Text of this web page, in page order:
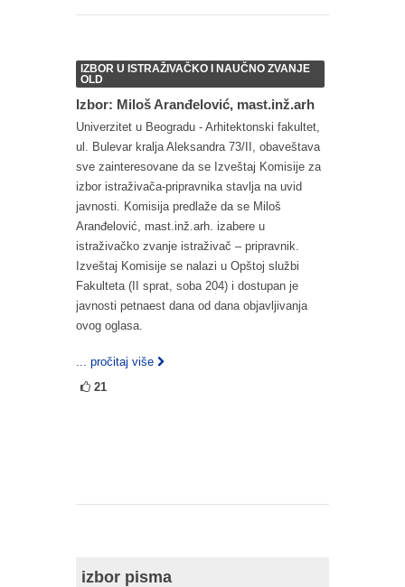
IZBOR U ISTRAŽIVAČKO I NAUČNO ZVANJE
OLD
Izbor: Miloš Aranđelović, mast.inž.arh
Univerzitet u Beogradu - Arhitektonski fakultet,
ul. Bulevar kralja Aleksandra 73/II, obaveštava
sve zainteresovane da se Izveštaj Komisije za
izbor istraživača-pripravnika stavlja na uvid
javnosti. Komisija predlaže da se Miloš
Aranđelović, mast.inž.arh. izabere u
istraživačko zvanje istraživač – pripravnik.
Izveštaj Komisije se nalazi u Opštoj službi
Fakulteta (II sprat, soba 204) i dostupan je
javnosti petnaest dana od dana objavljivanja
ovog oglasa.
... pročitaj više
21
izbor pisma